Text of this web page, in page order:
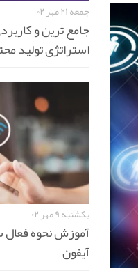
جمعه ۲۱ مهر ۰۲
جامع ترین و
استراتژی تولید
یکشنبه ۹ مهر ۰۲
آموزش نحوه
آیفون